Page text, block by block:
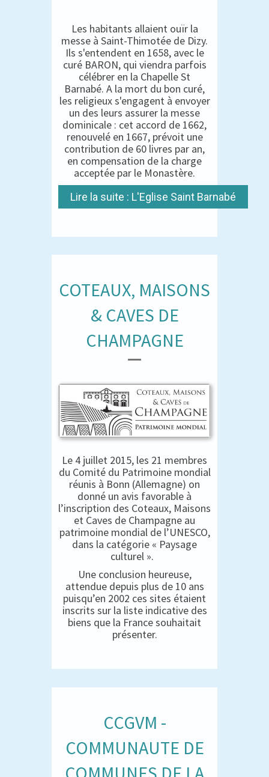
Les habitants allaient ouïr la
messe à Saint-Thimotée de Dizy.
Ils s'entendent en 1658, avec le
curé BARON, qui viendra parfois
célébrer en la Chapelle St
Barnabé. A la mort du bon curé,
les religieux s'engagent à envoyer
un des leurs assurer la messe
dominicale : cet accord de 1662,
renouvelé en 1667, prévoit une
contribution de 60 livres par an,
en compensation de la charge
acceptée par le Monastère.
Lire la suite : L'Eglise Saint Barnabé
COTEAUX, MAISONS
& CAVES DE
CHAMPAGNE
Le 4 juillet 2015, les 21 membres
du Comité du Patrimoine mondial
réunis à Bonn (Allemagne) on
donné un avis favorable à
l’inscription des Coteaux, Maisons
et Caves de Champagne au
patrimoine mondial de l’UNESCO,
dans la catégorie « Paysage
culturel ».
Une conclusion heureuse,
attendue depuis plus de 10 ans
puisqu’en 2002 ces sites étaient
inscrits sur la liste indicative des
biens que la France souhaitait
présenter.
CCGVM -
COMMUNAUTE DE